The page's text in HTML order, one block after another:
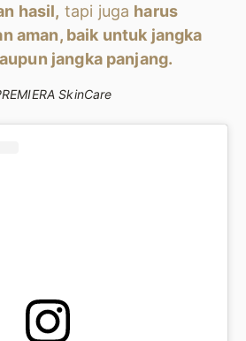
hasil, tapi juga harus
aman, baik untuk jangka
jangka panjang.
SkinCare